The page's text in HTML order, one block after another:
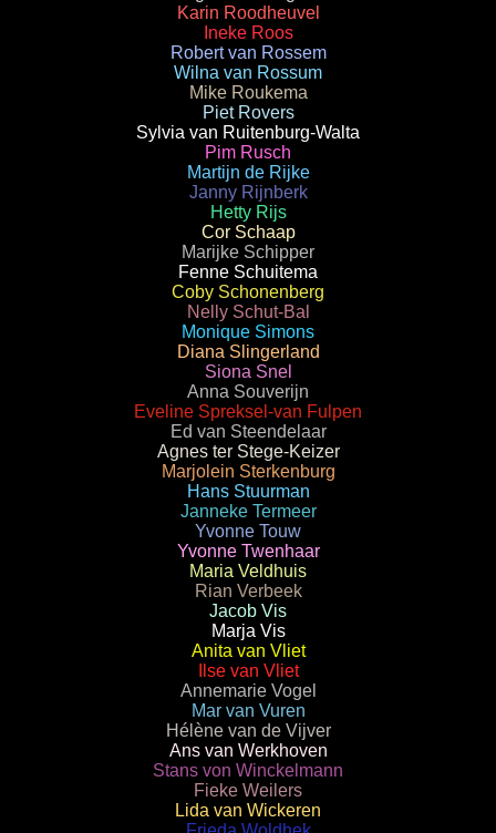
Karin Roodheuvel
Ineke Roos
Robert van Rossem
Wilna van Rossum
Mike Roukema
Piet Rovers
Sylvia van Ruitenburg-Walta
Pim Rusch
Martijn de Rijke
Janny Rijnberk
Hetty Rijs
Cor Schaap
Marijke Schipper
Fenne Schuitema
Coby Schonenberg
Nelly Schut-Bal
Monique Simons
Diana Slingerland
Siona Snel
Anna Souverijn
Eveline Spreksel-van Fulpen
Ed van Steendelaar
Agnes ter Stege-Keizer
Marjolein Sterkenburg
Hans Stuurman
Janneke Termeer
Yvonne Touw
Yvonne Twenhaar
Maria Veldhuis
Rian Verbeek
Jacob Vis
Marja Vis
Anita van Vliet
Ilse van Vliet
Annemarie Vogel
Mar van Vuren
Hélène van de Vijver
Ans van Werkhoven
Stans von Winckelmann
Fieke Weilers
Lida van Wickeren